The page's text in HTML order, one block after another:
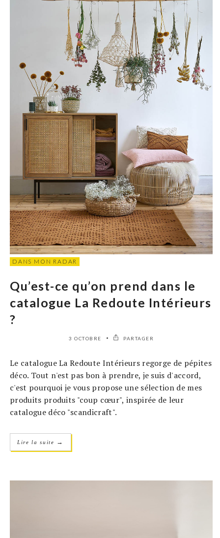
DANS MON RADAR
Qu’est-ce qu’on prend dans le
catalogue La Redoute Intérieurs
?
3 OCTOBRE PARTAGER
Le catalogue La Redoute Intérieurs regorge de pépites
déco. Tout n'est pas bon à prendre, je suis d'accord,
c'est pourquoi je vous propose une sélection de mes
produits produits "coup cœur", inspirée de leur
catalogue déco "scandicraft".
Lire la suite →